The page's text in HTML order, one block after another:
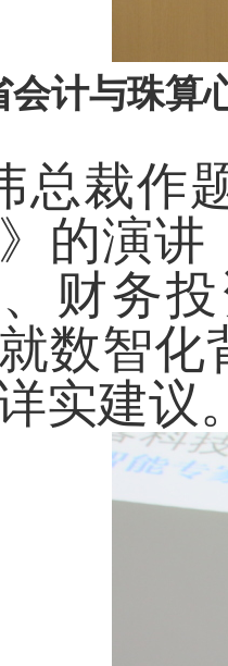
会计与珠算
总裁作
的演讲
财务
数智
实建议